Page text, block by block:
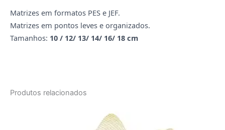
Matrizes em formatos PES e JEF.
Matrizes em pontos leves e organizados.
Tamanhos: 10 / 12/ 13/ 14/ 16/ 18 cm
Produtos relacionados